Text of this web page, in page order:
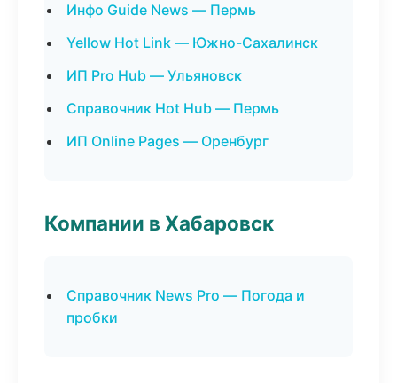
Инфо Guide News — Пермь
Yellow Hot Link — Южно-Сахалинск
ИП Pro Hub — Ульяновск
Справочник Hot Hub — Пермь
ИП Online Pages — Оренбург
Компании в Хабаровск
Справочник News Pro — Погода и
пробки